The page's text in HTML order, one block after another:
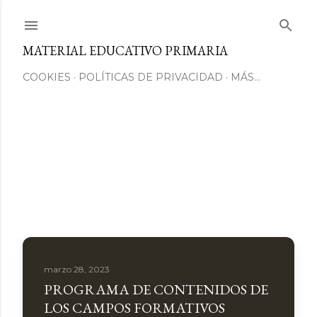
MATERIAL EDUCATIVO PRIMARIA
COOKIES POLÍTICAS DE PRIVACIDAD MÁS…
r
marzo 28, 2023
PROGRAMA DE CONTENIDOS DE
LOS CAMPOS FORMATIVOS